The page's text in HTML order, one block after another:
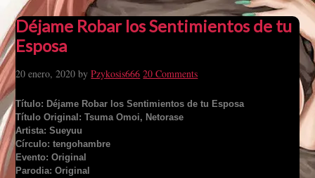
Déjame Robar los Sentimientos de tu
Esposa
20 enero, 2020 byPzykosis666 20 Comments
Título: Déjame Robar los Sentimientos de tu Esposa
Título Original: Tsuma Omoi, Netorase
Artista: Sueyuu
Círculo: tengohambre
Evento: Original
Parodia: Original